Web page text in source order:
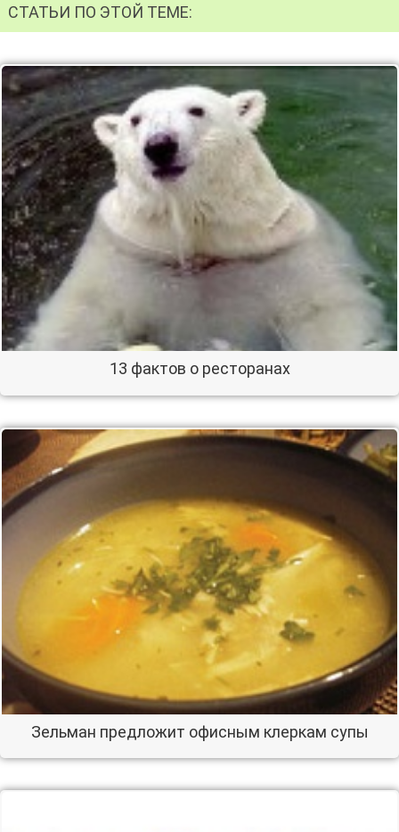
СТАТЬИ ПО ЭТОЙ ТЕМЕ:
13 фактов о ресторанах
Зельман предложит офисным клеркам супы